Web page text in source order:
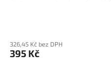
326,45 Kč bez DPH
395 Kč